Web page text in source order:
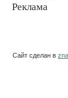
Реклама
Сайт сделан в